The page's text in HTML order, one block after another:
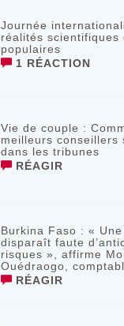
Journée
réalités scientifiques
populaires
1 RÉACTION
Vie de couple :
meilleurs conseillers
dans les tribunes
RÉAGIR
Burkina Faso : «
disparaît faute
risques », affirme
Ouédraogo,
RÉAGIR